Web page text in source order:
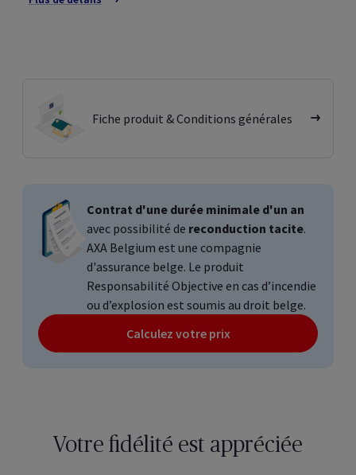
Fiche produit & Conditions générales
Contrat d'une durée minimale d'un an
avec possibilité de reconduction tacite.
AXA Belgium est une compagnie
d'assurance belge. Le produit
Responsabilité Objective en cas d’incendie
ou d’explosion est soumis au droit belge.
Calculez votre prix
Votre fidélité est appréciée